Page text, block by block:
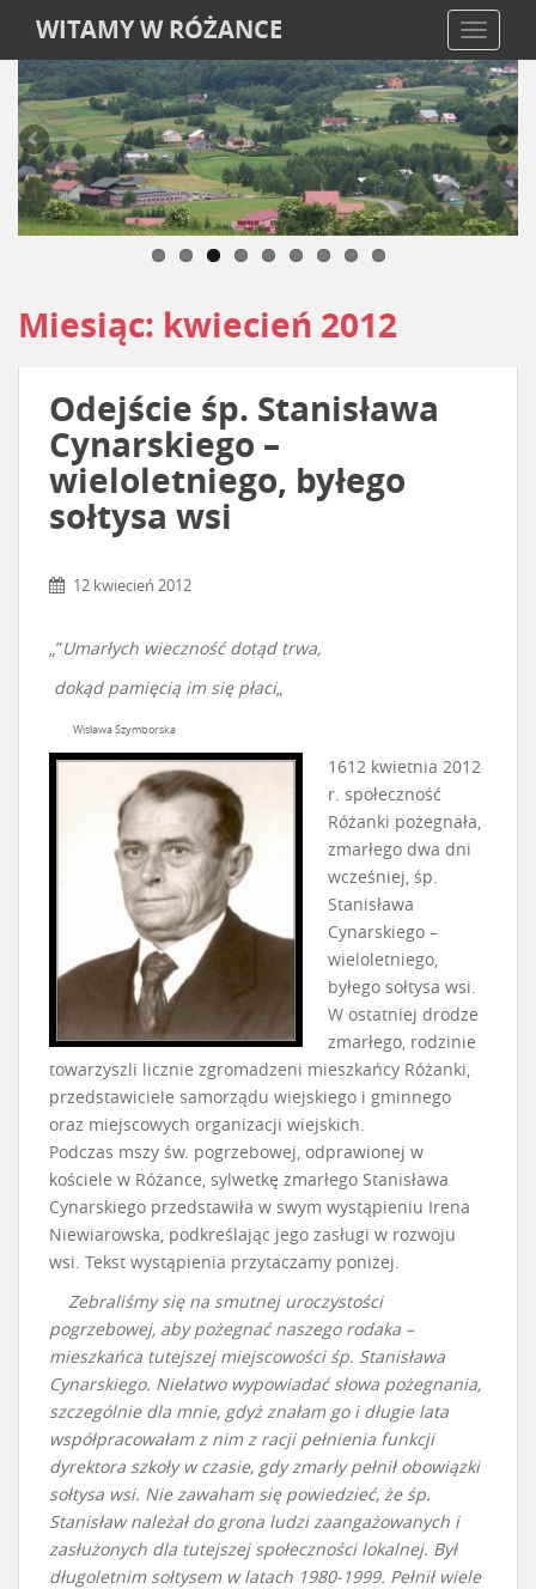
WITAMY W RÓŻANCE
Miesiąc: kwiecień 2012
Odejście śp. Stanisława
Cynarskiego –
wieloletniego, byłego
sołtysa wsi
12 kwiecień 2012
„”Umarłych wieczność dotąd trwa,
dokąd pamięcią im się płaci„
Wisława Szymborska
1612 kwietnia 2012
r. społeczność
Różanki pożegnała,
zmarłego dwa dni
wcześniej, śp.
Stanisława
Cynarskiego –
wieloletniego,
byłego sołtysa wsi.
W ostatniej drodze
zmarłego, rodzinie
towarzyszli licznie zgromadzeni mieszkańcy Różanki,
przedstawiciele samorządu wiejskiego i gminnego
oraz miejscowych organizacji wiejskich.
Podczas mszy św. pogrzebowej, odprawionej w
kościele w Różance, sylwetkę zmarłego Stanisława
Cynarskiego przedstawiła w swym wystąpieniu Irena
Niewiarowska, podkreślając jego zasługi w rozwoju
wsi. Tekst wystąpienia przytaczamy poniżej.
Zebraliśmy się na smutnej uroczystości
pogrzebowej, aby pożegnać naszego rodaka –
mieszkańca tutejszej miejscowości śp. Stanisława
Cynarskiego. Niełatwo wypowiadać słowa pożegnania,
szczególnie dla mnie, gdyż znałam go i długie lata
współpracowałam z nim z racji pełnienia funkcji
dyrektora szkoły w czasie, gdy zmarły pełnił obowiązki
sołtysa wsi. Nie zawaham się powiedzieć, że śp.
Stanisław należał do grona ludzi zaangażowanych i
zasłużonych dla tutejszej społeczności lokalnej. Był
długoletnim sołtysem w latach 1980-1999. Pełnił wiele